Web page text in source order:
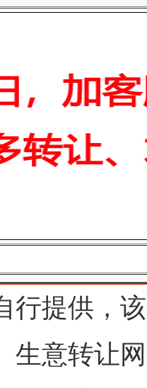
行提供，
生意转让